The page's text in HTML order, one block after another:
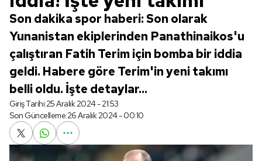
Son dakika spor haberi: Son olarak
Yunanistan ekiplerinden Panathinaikos'u
çalıştıran Fatih Terim için bomba bir iddia
geldi. Habere göre Terim'in yeni takımı
belli oldu. İşte detaylar...
Giriş Tarihi:25 Aralık 2024 - 21:53
Son Güncelleme:26 Aralık 2024 - 00:10